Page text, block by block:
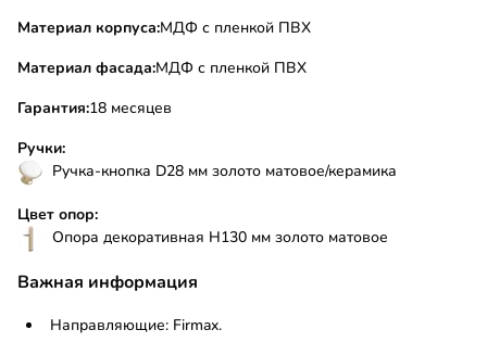
Материал корпуса:МДФ с пленкой ПВХ
Материал фасада:МДФ с пленкой ПВХ
Гарантия:18 месяцев
Ручки:
Ручка-кнопка D28 мм золото матовое/керамика
Цвет опор:
Опора декоративная Н130 мм золото матовое
Важная информация
Направляющие: Firmax.